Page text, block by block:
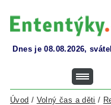
Dnes je 08.08.2026,
Úvod / Volný čas a děti /